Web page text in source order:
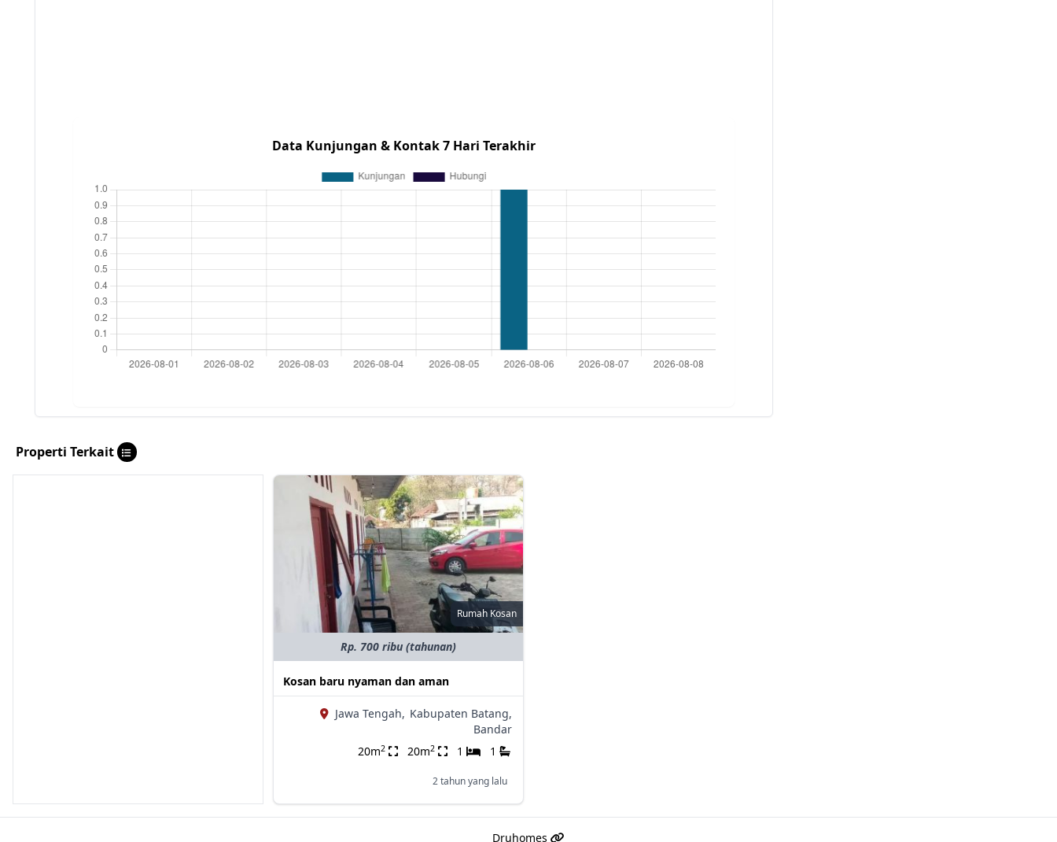
Data Kunjungan & Kontak 7 Hari Terakhir
Properti Terkait
Rumah Kosan
Rp. 700 ribu (tahunan)
Kosan baru nyaman dan aman
Jawa Tengah, Kabupaten Batang,
Bandar
20m2 20m2 1 1
2 tahun yang lalu
Druhomes